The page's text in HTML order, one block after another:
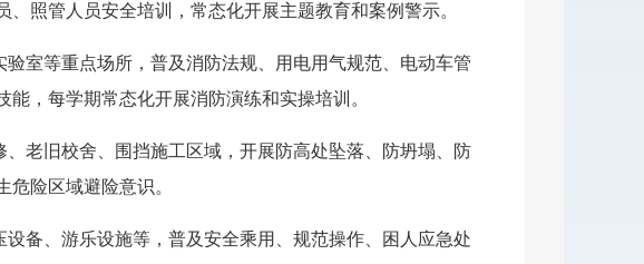
照管人员安全培训，常态化开展主题教育和案例警示。
室等重点场所，普及消防法规、用电用气规范、电动车管
，每学期常态化开展消防演练和实操培训。
、老旧校舍、围挡施工区域，开展防高处坠落、防坍塌、防
险区域避险意识。
设备、游乐设施等，普及安全乘用、规范操作、困人应急处